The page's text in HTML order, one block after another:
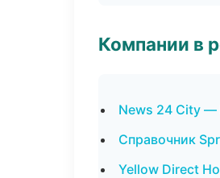
Компании в
News 24 City
Справочник
Yellow Direct